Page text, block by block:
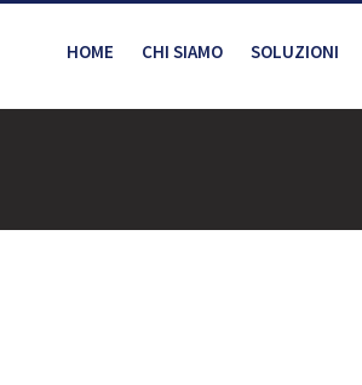
HOME CHI SIAMO SOLUZIONI